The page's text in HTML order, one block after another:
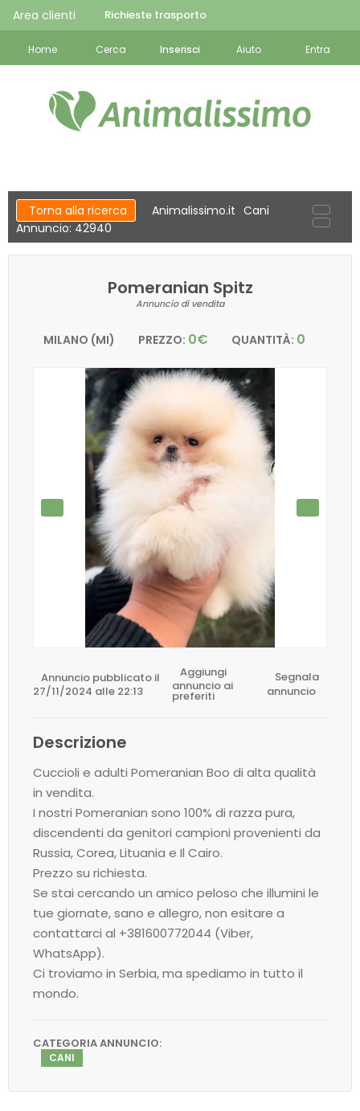
Area clienti Richieste trasporto
Home Cerca Inserisci Aiuto Entra
Torna alla ricerca Animalissimo.it Cani
Annuncio: 42940
Pomeranian Spitz
Annuncio di vendita
MILANO (MI) PREZZO: 0€ QUANTITÀ: 0
Annuncio pubblicato il
27/11/2024 alle 22:13
Aggiungi
annuncio ai
preferiti
Segnala
annuncio
Descrizione
Cuccioli e adulti Pomeranian Boo di alta qualità
in vendita.
I nostri Pomeranian sono 100% di razza pura,
discendenti da genitori campioni provenienti da
Russia, Corea, Lituania e Il Cairo.
Prezzo su richiesta.
Se stai cercando un amico peloso che illumini le
tue giornate, sano e allegro, non esitare a
contattarci al +381600772044 (Viber,
WhatsApp).
Ci troviamo in Serbia, ma spediamo in tutto il
mondo.
CATEGORIA ANNUNCIO:
CANI